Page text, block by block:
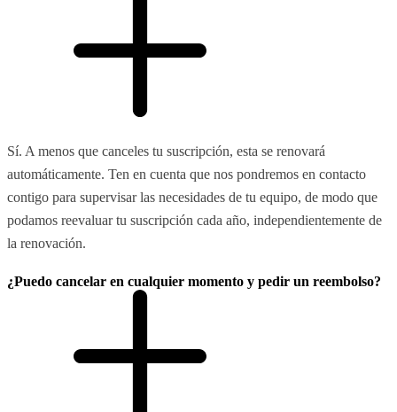
Sí. A menos que canceles tu suscripción, esta se renovará
automáticamente. Ten en cuenta que nos pondremos en contacto
contigo para supervisar las necesidades de tu equipo, de modo que
podamos reevaluar tu suscripción cada año, independientemente de
la renovación.
¿Puedo cancelar en cualquier momento y pedir un reembolso?